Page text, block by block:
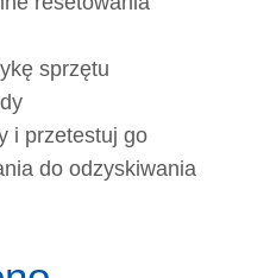
sprzętu
i przetestuj go
do odzyskiwania